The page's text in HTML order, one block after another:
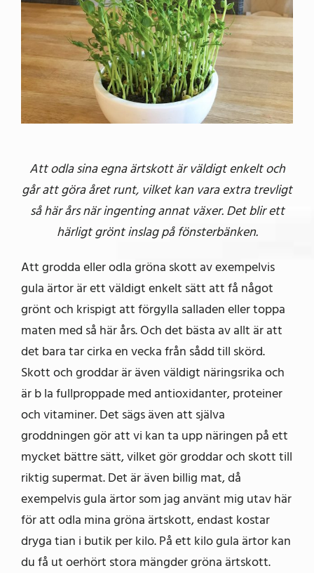
Att odla sina egna ärtskott är väldigt enkelt och
går att göra året runt, vilket kan vara extra trevligt
så här års när ingenting annat växer. Det blir ett
härligt grönt inslag på fönsterbänken.
Att grodda eller odla gröna skott av exempelvis
gula ärtor är ett väldigt enkelt sätt att få något
grönt och krispigt att förgylla salladen eller toppa
maten med så här års. Och det bästa av allt är att
det bara tar cirka en vecka från sådd till skörd.
Skott och groddar är även väldigt näringsrika och
är b la fullproppade med antioxidanter, proteiner
och vitaminer. Det sägs även att själva
groddningen gör att vi kan ta upp näringen på ett
mycket bättre sätt, vilket gör groddar och skott till
riktig supermat. Det är även billig mat, då
exempelvis gula ärtor som jag använt mig utav här
för att odla mina gröna ärtskott, endast kostar
dryga tian i butik per kilo. På ett kilo gula ärtor kan
du få ut oerhört stora mängder gröna ärtskott.